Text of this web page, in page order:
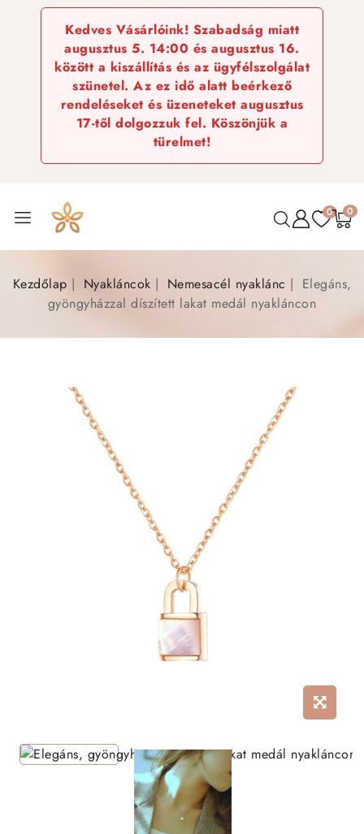
Kedves Vásárlóink! Szabadság miatt
augusztus 5. 14:00 és augusztus 16.
között a kiszállítás és az ügyfélszolgálat
szünetel. Az ez idő alatt beérkező
rendeléseket és üzeneteket augusztus
17-től dolgozzuk fel. Köszönjük a
türelmet!
0 0
Kezdőlap Nyakláncok Nemesacél nyaklánc
Elegáns,
gyöngyházzal díszített lakat medál nyakláncon